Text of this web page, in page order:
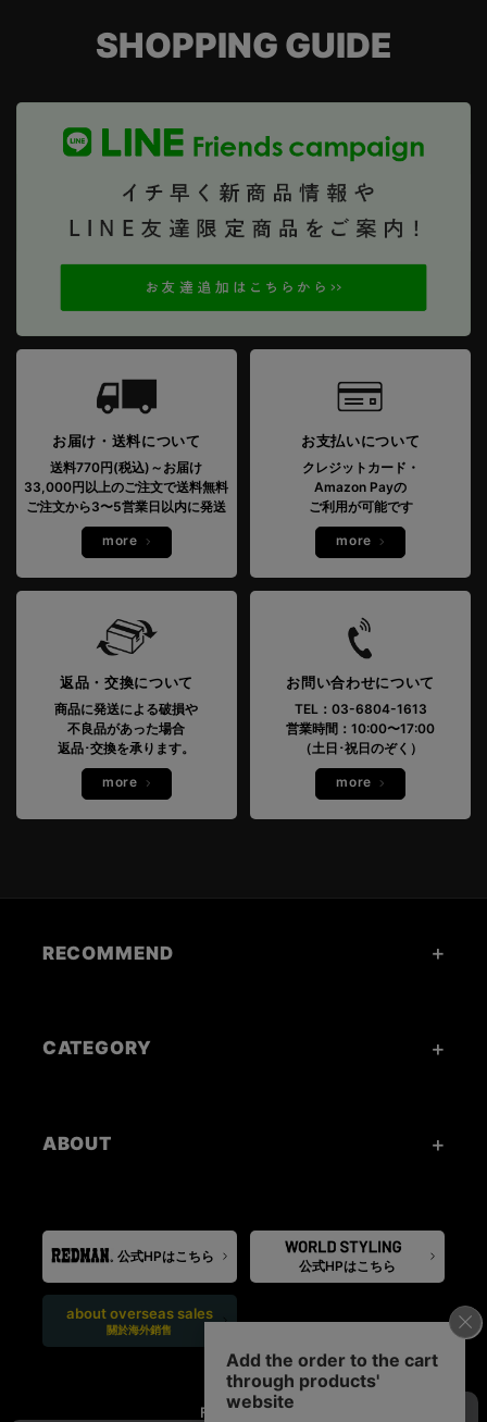
SHOPPING GUIDE
お届け・送料について
送料770円(税込)～お届け
33,000円以上のご注文で送料無料
ご注文から3〜5営業日以内に発送
more
お支払いについて
クレジットカード・
Amazon Payの
ご利用が可能です
more
返品・交換について
商品に発送による破損や
不良品があった場合
返品･交換を承ります。
more
お問い合わせについて
TEL：03-6804-1613
営業時間：10:00〜17:00
（土日･祝日のぞく）
more
RECOMMEND
CATEGORY
ABOUT
公式HPはこちら
公式HPはこちら
about overseas sales
關於海外銷售
FOLLOW US: